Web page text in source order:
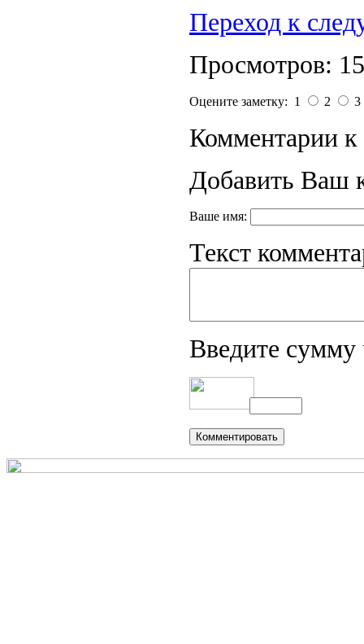
Переход к
Просмотров:
Оцените заметку: 1 2 3
Комментарии к
Добавить Ваш
Ваше имя:
Текст
Введите сумму